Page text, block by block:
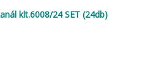
klt.6008/24 SET (24db)